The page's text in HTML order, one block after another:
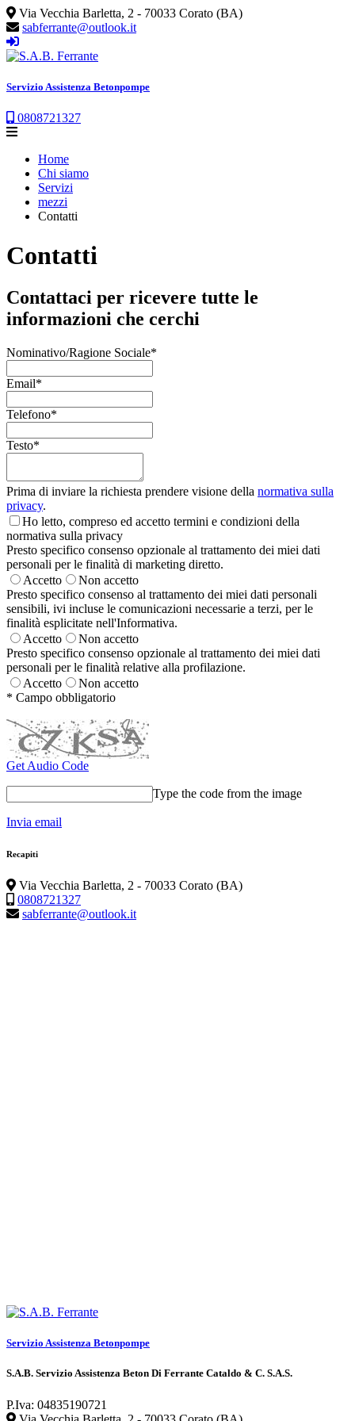
Via Vecchia Barletta, 2 - 70033 Corato (BA)
sabferrante@outlook.it
Servizio Assistenza Betonpompe
0808721327
Home
Chi siamo
Servizi
mezzi
Contatti
Contatti
Contattaci per ricevere tutte le
informazioni che cerchi
Nominativo/Ragione Sociale*
Email*
Telefono*
Testo*
Prima di inviare la richiesta prendere visione della normativa sulla
privacy.
Ho letto, compreso ed accetto termini e condizioni della
normativa sulla privacy
Presto specifico consenso opzionale al trattamento dei miei dati
personali per le finalità di marketing diretto.
Accetto
Non accetto
Presto specifico consenso al trattamento dei miei dati personali
sensibili, ivi incluse le comunicazioni necessarie a terzi, per le
finalità esplicitate nell'Informativa.
Accetto
Non accetto
Presto specifico consenso opzionale al trattamento dei miei dati
personali per le finalità relative alla profilazione.
Accetto
Non accetto
* Campo obbligatorio
Get Audio Code
Type the code from the image
Invia email
Recapiti
Via Vecchia Barletta, 2 - 70033 Corato (BA)
0808721327
sabferrante@outlook.it
Servizio Assistenza Betonpompe
S.A.B. Servizio Assistenza Beton Di Ferrante Cataldo & C. S.A.S.
P.Iva: 04835190721